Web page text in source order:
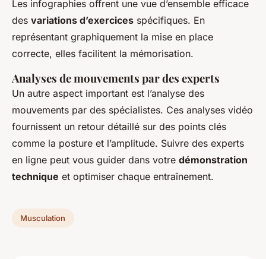
Les infographies offrent une vue d’ensemble efficace
des variations d’exercices spécifiques. En
représentant graphiquement la mise en place
correcte, elles facilitent la mémorisation.
Analyses de mouvements par des experts
Un autre aspect important est l’analyse des
mouvements par des spécialistes. Ces analyses vidéo
fournissent un retour détaillé sur des points clés
comme la posture et l’amplitude. Suivre des experts
en ligne peut vous guider dans votre démonstration
technique et optimiser chaque entraînement.
Musculation